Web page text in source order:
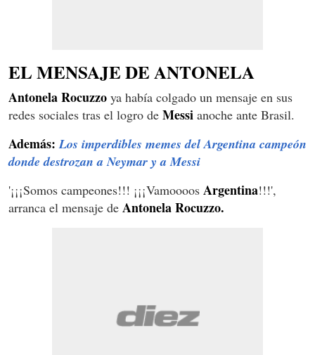
EL MENSAJE DE ANTONELA
Antonela Rocuzzo ya había colgado un mensaje en sus
redes sociales tras el logro de Messi anoche ante Brasil.
Además: Los imperdibles memes del Argentina campeón
donde destrozan a Neymar y a Messi
'¡¡¡Somos campeones!!! ¡¡¡Vamoooos Argentina!!!',
arranca el mensaje de Antonela Rocuzzo.